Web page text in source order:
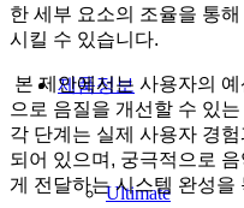
제품정보
Ultimate
한 세부 요소의 조율을 통
시킬 수 있습니다.
본 제안에서는 사용자의
으로 음질을 개선할 수 있
각 단계는 실제 사용자 경
되어 있으며, 궁극적으로
게 전달하는 시스템 완성을